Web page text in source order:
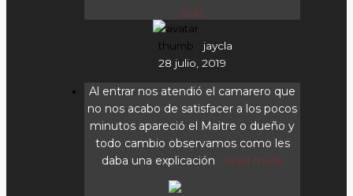
jaycla
28 julio, 2019
Al entrar nos atendió el camarero que
no nos acabo de satisfacer a los pocos
minutos apareció el Maitre o dueño y
todo cambio observamos como les
daba una explicación... read more